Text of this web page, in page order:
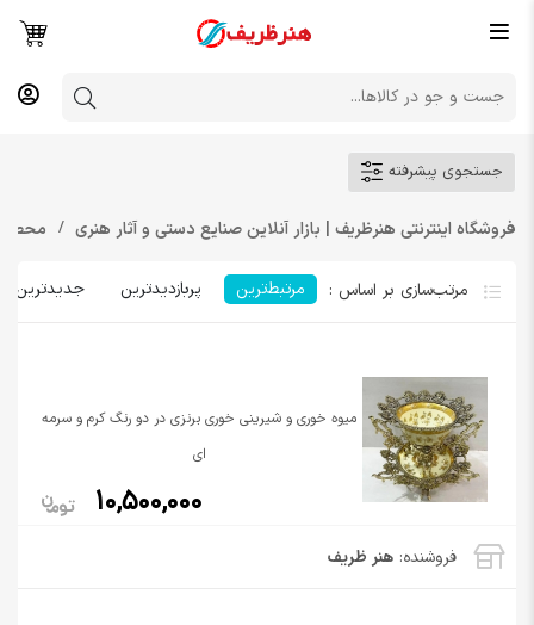
جستجوی پیشرفته
فروشگاه اینترنتی هنرظریف | بازار آنلاین صنایع دستی و آثار هنری
مرتبط‌ترین پربازدیدترین جدیدترین
فروشنده: هنر ظریف
میوه خوری و شیرینی خوری برنزی در دو رنگ کرم و سرمه
ای
10,500,000